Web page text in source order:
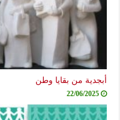
أبجدية من بقايا وطن
22/06/2025